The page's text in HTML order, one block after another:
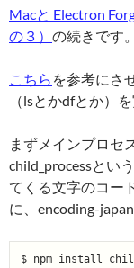
Macと Electron
の３） の続きです。
こちら を参考にさ
（lsとかdfとか）
まずメインプロセ
child_processとい
てくる文字のコー
に、encoding-